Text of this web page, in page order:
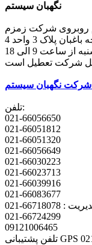
نگهبان سیستم
روبروی شرکت زمزم
پلاک 3 واحد 4
نگهبان سیستم
تلفن:
021-66056650
021-66051812
021-66051320
021-66056649
021-66030223
021-66023713
021-66039916
021-66083677
: 66718078-021
021-66724299
09121006465